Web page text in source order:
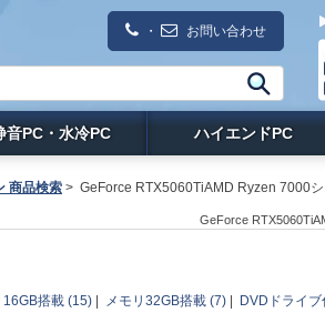
・ お問い合わせ
音PC・水冷PC ハイエンドPC
商品検索 > GeForce RTX5060TiAMD Ryzen 7000
GeForce
16GB搭載 (15) | メモリ32GB搭載 (7) | DVDドライブ